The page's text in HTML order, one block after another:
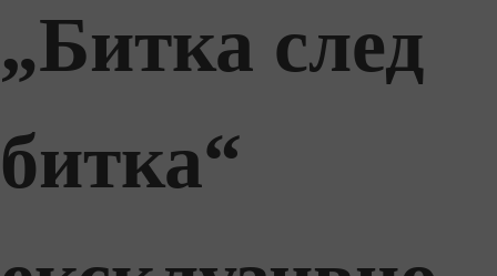
„Битка след
битка“